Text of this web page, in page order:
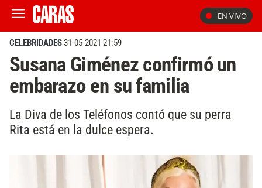
EN VIVO
CELEBRIDADES31-05-2021 21:59
Susana Giménez confirmó un
embarazo en su familia
La Diva de los Teléfonos contó que su perra
Rita está en la dulce espera.